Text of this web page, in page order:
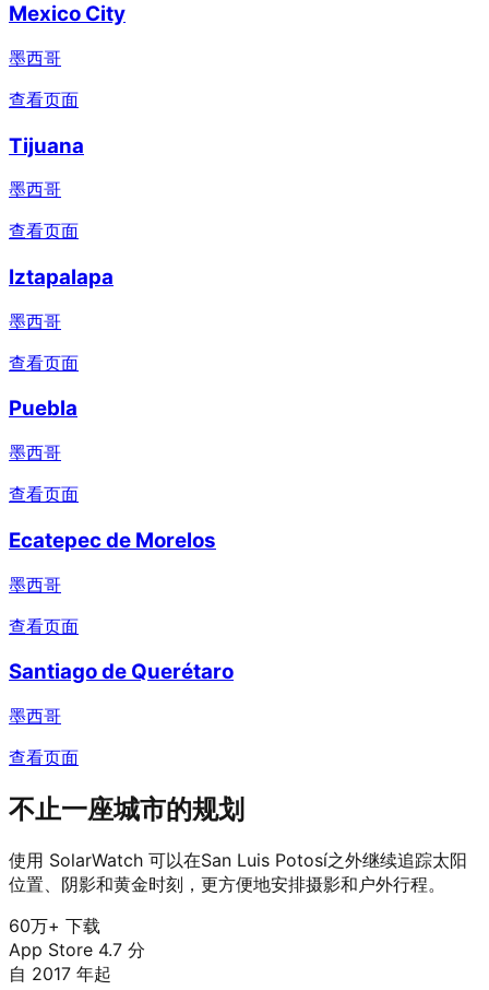
Mexico City
墨西哥
查看页面
Tijuana
墨西哥
查看页面
Iztapalapa
墨西哥
查看页面
Puebla
墨西哥
查看页面
Ecatepec de Morelos
墨西哥
查看页面
Santiago de Querétaro
墨西哥
查看页面
不止一座城市的规划
使用 SolarWatch 可以在San Luis Potosí之外继续追踪太阳
位置、阴影和黄金时刻，更方便地安排摄影和户外行程。
60万+ 下载
App Store 4.7 分
自 2017 年起